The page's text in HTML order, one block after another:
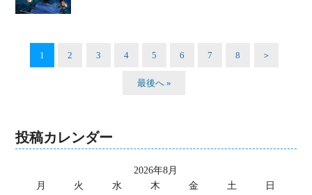
1 2 3 4 5 6 7 8 ＞
最後へ »
投稿カレンダー
2026年8月
月
火 水 木 金 土
日